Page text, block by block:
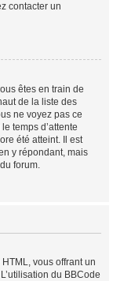
contacter un
êtes en train de
de la liste des
ne voyez pas ce
temps d’attente
été atteint. Il est
y répondant, mais
forum.
vous offrant un
du BBCode